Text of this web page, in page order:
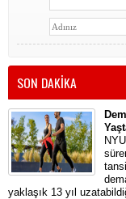
SON DAKİKA
yaklaşık 13 yıl